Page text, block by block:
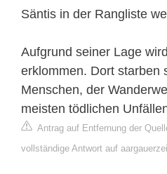
Säntis in der Rangliste
Aufgrund seiner Lage
erklommen. Dort starben
Menschen, der
meisten tödlichen
Antrag auf Entfernung der
vollständige Antwort auf